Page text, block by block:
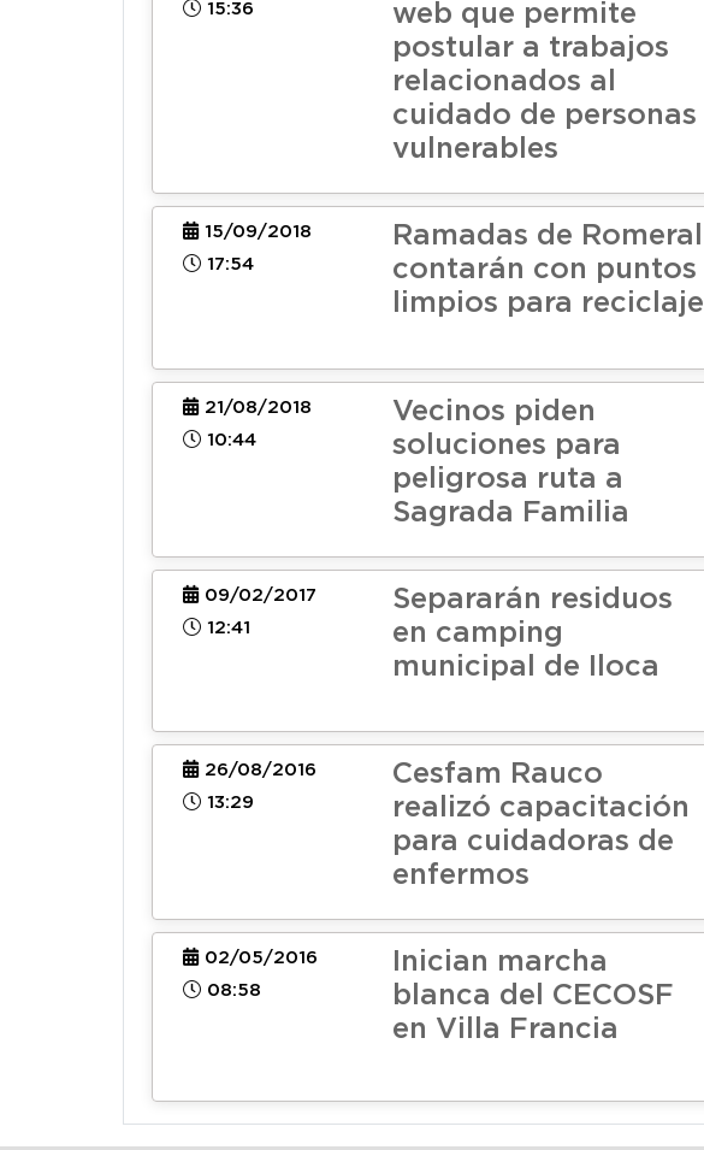
15:36
web que permite
postular a trabajos
relacionados al
cuidado de personas
vulnerables
15/09/2018
17:54
Ramadas de Romeral
contarán con puntos
limpios para reciclaje
21/08/2018
10:44
Vecinos piden
soluciones para
peligrosa ruta a
Sagrada Familia
09/02/2017
12:41
Separarán residuos
en camping
municipal de Iloca
26/08/2016
13:29
Cesfam Rauco
realizó capacitación
para cuidadoras de
enfermos
02/05/2016
08:58
Inician marcha
blanca del CECOSF
en Villa Francia